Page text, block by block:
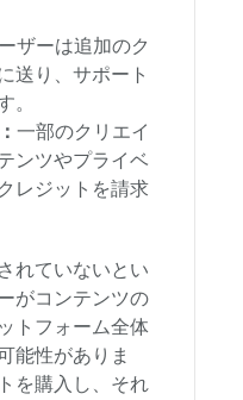
ザーは追加のク
送り、サポート
。
一部のクリエイ
ンツやプライベ
レジットを請求
れていないとい
がコンテンツの
トフォーム全体
能性がありま
を購入し、それ